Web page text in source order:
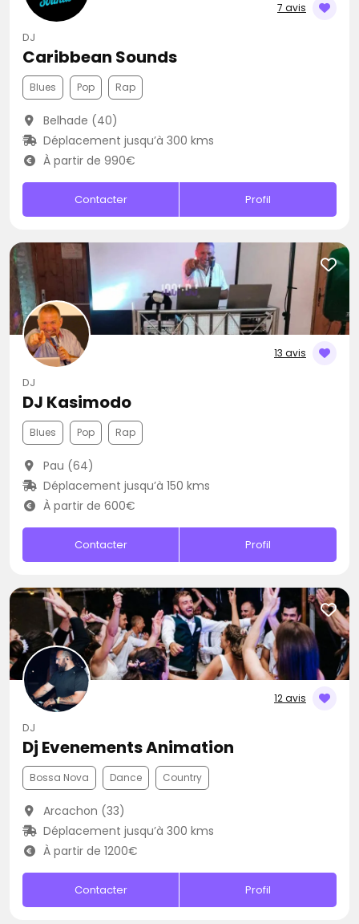
7 avis
DJ
Caribbean Sounds
Blues Pop Rap
Belhade (40)
Déplacement jusqu’à 300 kms
À partir de 990€
Contacter Profil
13 avis
DJ
DJ Kasimodo
Blues Pop Rap
Pau (64)
Déplacement jusqu’à 150 kms
À partir de 600€
Contacter Profil
12 avis
DJ
Dj Evenements Animation
Bossa Nova Dance Country
Arcachon (33)
Déplacement jusqu’à 300 kms
À partir de 1200€
Contacter Profil